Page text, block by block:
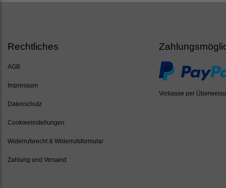
Rechtliches
AGB
Impressum
Datenschutz
Cookieeinstellungen
Widerrufsrecht & Widerrufsformular
Zahlung und Versand
Vorkasse per